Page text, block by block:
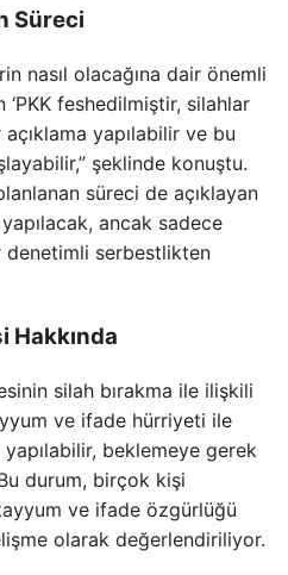
Süreci
nasıl olacağına dair önemli
‘PKK feshedilmiştir, silahlar
açıklama yapılabilir ve bu
şeklinde konuştu.
süreci de açıklayan
ancak sadece
serbestlikten
Hakkında
silah bırakma ile ilişkili
ve ifade hürriyeti ile
beklemeye gerek
durum, birçok kişi
ve ifade özgürlüğü
olarak değerlendiriliyor.